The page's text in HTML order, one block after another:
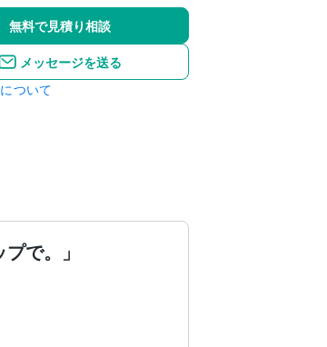
無料で見積り相談
メッセージを送る
ついて
で。」